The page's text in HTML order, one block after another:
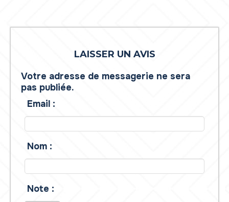
LAISSER UN AVIS
Votre adresse de messagerie ne sera
pas publiée.
Email :
Nom :
Note :